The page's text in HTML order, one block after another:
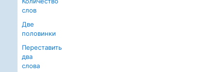
слов
Две
половинки
Переставить
два
слова